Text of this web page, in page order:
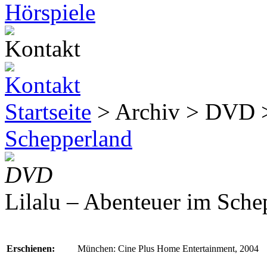
Startseite > Archiv > DVD
Schepperland
DVD
Lilalu – Abenteuer im
Erschienen:
München: Cine Plus Home Entertainment, 2004